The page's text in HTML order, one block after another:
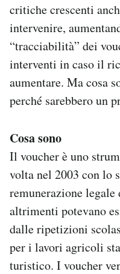
critiche crescenti
intervenire,
“tracciabilità” dei
interventi in caso il
aumentare. Ma cosa
perché sarebbero un
Cosa sono
Il voucher è uno
volta nel 2003 con lo
remunerazione
altrimenti potevano
dalle ripetizioni
per i lavori agricoli
turistico. I voucher